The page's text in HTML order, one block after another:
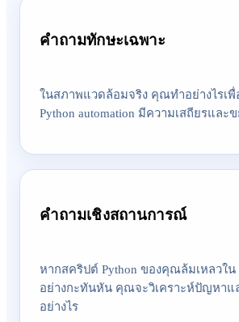
คำถามทักษะเฉพาะ
ในสภาพแวดล้อมจริง คุณทำอย่างไรเ
Python automation มีความเสถียรและ
คำถามเชิงสถานการณ์
หากสคริปต์ Python ของคุณล้มเหลวใน
อย่างกะทันหัน คุณจะวิเคราะห์ปัญหาแ
อย่างไร